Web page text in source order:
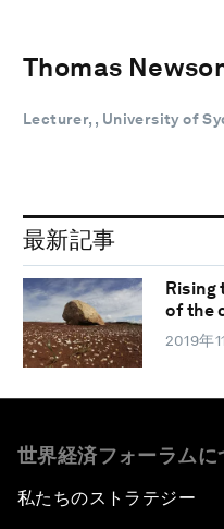
Thomas
Lecturer, , University of
最新記事
of the
2019年
世界経済フォーラムに
私たちのストラテジー